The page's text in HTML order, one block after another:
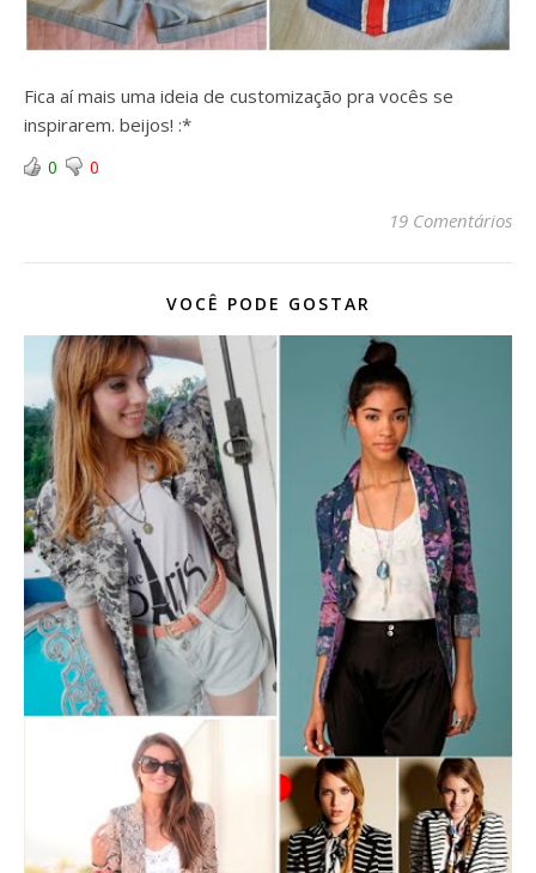
Fica aí mais uma ideia de customização pra vocês se
inspirarem. beijos! :*
0 0
19 Comentários
VOCÊ PODE GOSTAR